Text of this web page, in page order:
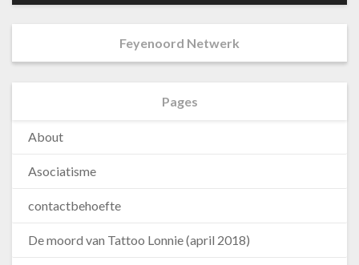
Feyenoord Netwerk
Pages
About
Asociatisme
contactbehoefte
De moord van Tattoo Lonnie (april 2018)